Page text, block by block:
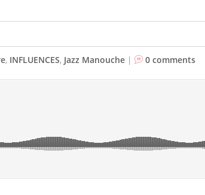
, INFLUENCES, Jazz Manouche | 0 comments